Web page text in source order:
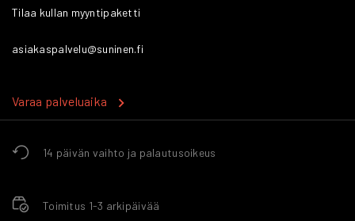
14 päivän vaihto ja palautusoikeus
Toimitus 1-3 arkipäivää
Tilaa kullan myyntipaketti
asiakaspalvelu@suninen.fi
Varaa palveluaika